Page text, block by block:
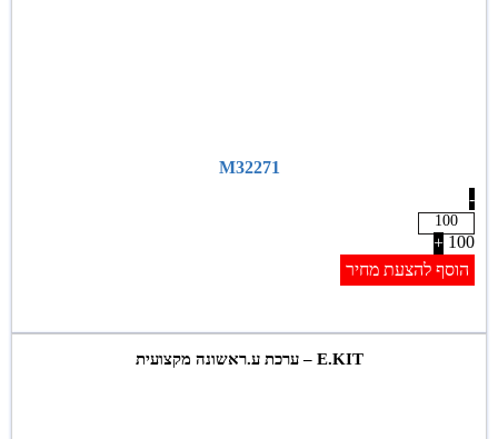
M32271
-
100
+
הוסף להצעת מחיר
E.KIT – ערכת ע.ראשונה מקצועית